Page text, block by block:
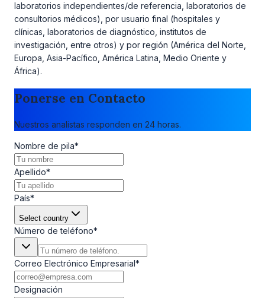
laboratorios independientes/de referencia, laboratorios de
consultorios médicos), por usuario final (hospitales y
clínicas, laboratorios de diagnóstico, institutos de
investigación, entre otros) y por región (América del Norte,
Europa, Asia-Pacífico, América Latina, Medio Oriente y
África).
Ponerse en Contacto
Nuestros analistas responden en 24 horas.
Nombre de pila*
Apellido*
País*
Select country
Número de teléfono*
Correo Electrónico Empresarial*
Designación